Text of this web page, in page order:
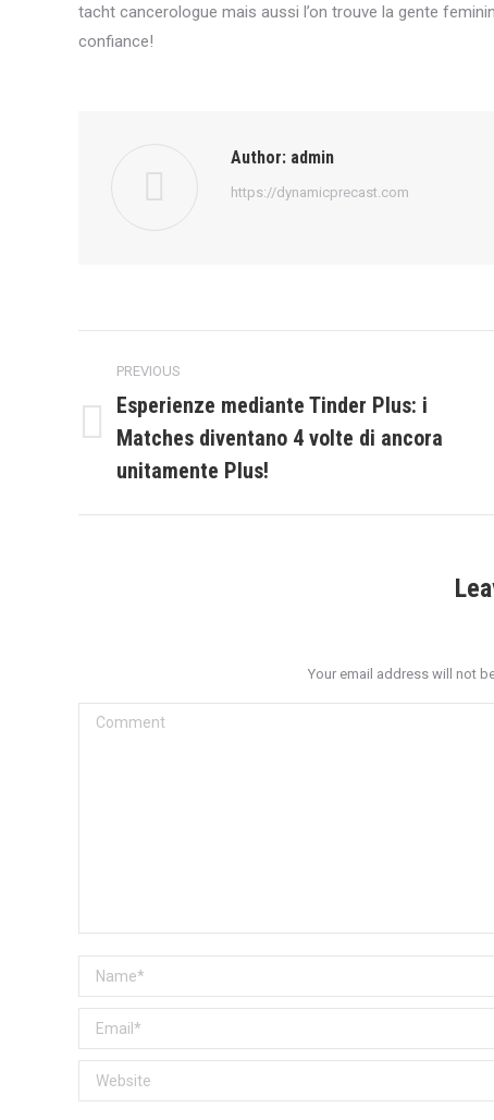
tacht cancerologue mais aussi l’on trouve la gente
confiance!
Author: admin
https://dynamicprecast.com
navigation
PREVIOUS
Previous
post:
Esperienze mediante Tinder Plus: i
Matches diventano 4 volte di ancora
unitamente Plus!
Your email address will not
Comment
Name *
Email *
Website